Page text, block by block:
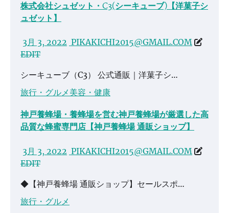
株式会社シュゼット・C3(シーキューブ)【洋菓子シ
ュゼット】
3月 3, 2022 PIKAKICHI2015@GMAIL.COM
EDIT
シーキューブ（C3） 公式通販｜洋菓子シ…
旅行・グルメ 美容・健康
神戸養蜂場・養蜂場を営む神戸養蜂場が厳選した高
品質な蜂蜜専門店【神戸養蜂場 通販ショップ】
3月 3, 2022 PIKAKICHI2015@GMAIL.COM
EDIT
◆【神戸養蜂場 通販ショップ】セールスポ…
旅行・グルメ